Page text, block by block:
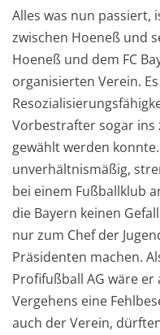
Alles was nun passiert,
zwischen Hoeneß und
Hoeneß und dem FC
organisierten Verein.
Vorbestrafter sogar ins
gewählt werden
unverhältnismäßig,
bei einem Fußballklub
die Bayern keinen
nur zum Chef der
Präsidenten machen.
Profifußball AG wäre
Vergehens eine
auch der Verein,